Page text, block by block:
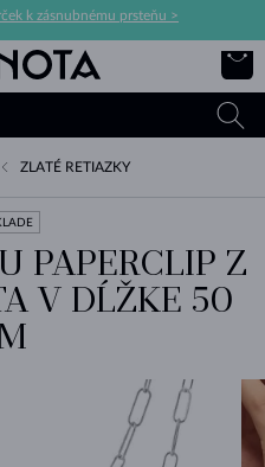
k zásnubnému prsteňu >
ZLATÉ RETIAZKY
PAPERCLIP Z
V DĹŽKE 50